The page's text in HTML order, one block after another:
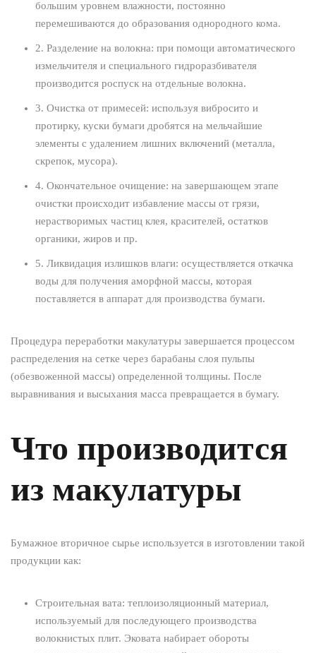
большим уровнем влажности, постоянно
перемешиваются до образования однородного кома.
2. Разделение на волокна: при помощи автоматического
измельчителя и специального гидроразбивателя
производится роспуск на отдельные волокна.
3. Очистка от примесей: используя вибросито и
протирку, куски бумаги дробятся на мельчайшие
элементы с удалением лишних включений (металла,
скрепок, мусора).
4. Окончательное очищение: на завершающем этапе
очистки происходит избавление массы от грязи,
нерастворимых частиц клея, красителей, остатков
органики, жиров и пр.
5. Ликвидация излишков влаги: осуществляется откачка
воды для получения аморфной массы, которая
поставляется в аппарат для производства бумаги.
Процедура переработки макулатуры завершается процессом
распределения на сетке через барабаны слоя пульпы
(обезвоженной массы) определенной толщины. После
выравнивания и высыхания масса превращается в бумагу.
Что производится
из макулатуры
Бумажное вторичное сырье используется в изготовлении такой
продукции как:
Строительная вата: теплоизоляционный материал,
используемый для последующего производства
волокнистых плит. Эковата набирает обороты